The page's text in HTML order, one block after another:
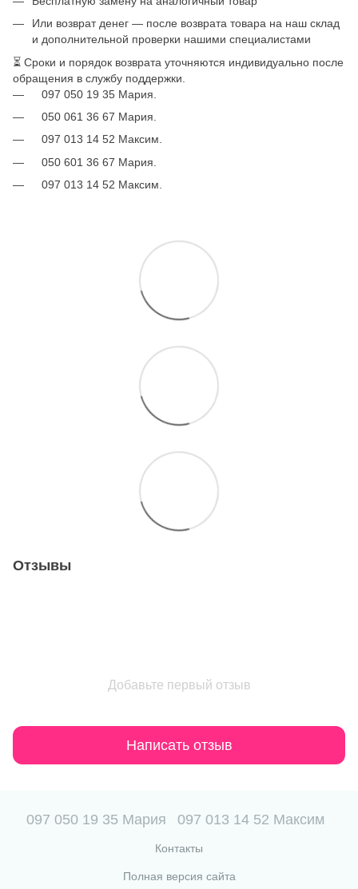
Или возврат денег — после возврата товара на наш склад
и дополнительной проверки нашими специалистами
⏳ Сроки и порядок возврата уточняются индивидуально после
обращения в службу поддержки.
097 050 19 35 Мария.
050 061 36 67 Мария.
097 013 14 52 Максим.
050 601 36 67 Мария.
097 013 14 52 Максим.
Отзывы
Добавьте первый отзыв
Написать отзыв
097 050 19 35 Мария 097 013 14 52 Максим
Контакты
Полная версия сайта